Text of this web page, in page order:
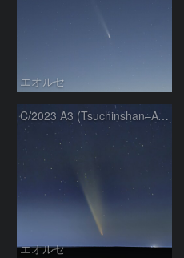
エオルセ
C/2023 A3 (Tsuchinshan–ATLAS)
エオルセ